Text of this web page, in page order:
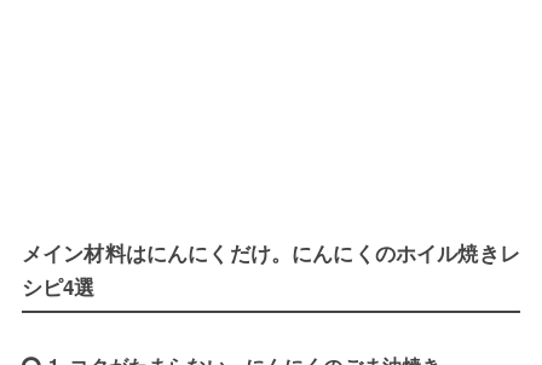
メイン材料はにんにくだけ。にんにくのホイル焼きレ
シピ4選